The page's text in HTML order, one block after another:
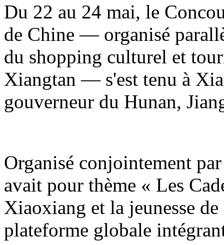
Du 22 au 24 mai, le
de Chine — organisé
du shopping culturel et
Xiangtan — s'est tenu à
gouverneur du Hunan,
Organisé conjointement
avait pour thème « Les
Xiaoxiang et la jeunesse
plateforme globale